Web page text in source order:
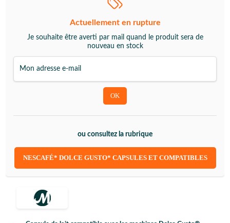
Actuellement en rupture
Je souhaite être averti par mail quand le produit sera de
nouveau en stock
ou consultez la rubrique
NESCAFÉ* DOLCE GUSTO* CAPSULES ET COMPATIBLES